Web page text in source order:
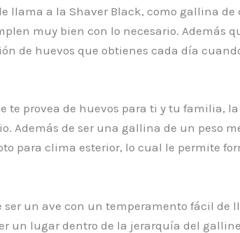
llama a la Shaver Black, como gallina
muy bien con lo necesario. Además
de huevos que obtienes cada día
te provea de huevos para ti y tu familia,
Además de ser una gallina de un peso
para clima esterior, lo cual le permite
ser un ave con un temperamento fácil de
un lugar dentro de la jerarquía del